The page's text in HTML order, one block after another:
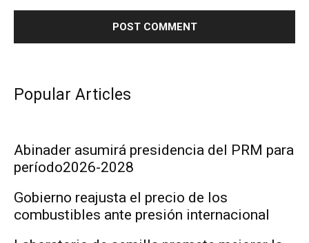
Popular Articles
Abinader asumirá presidencia del PRM para
período2026-2028
Gobierno reajusta el precio de los
combustibles ante presión internacional